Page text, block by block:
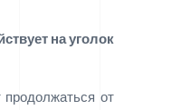
на уголок
от